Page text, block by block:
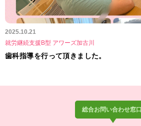
2025.10.21
就労継続支援B型 アワーズ加古川
歯科指導を行って頂きました。
総合お問い合わせ窓口